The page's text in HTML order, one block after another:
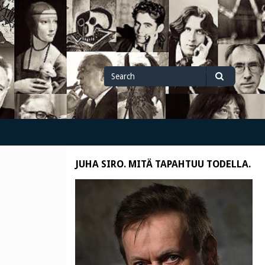
Search
for
Search
JUHA SIRO. MITÄ TAPAHTUU TODELLA.